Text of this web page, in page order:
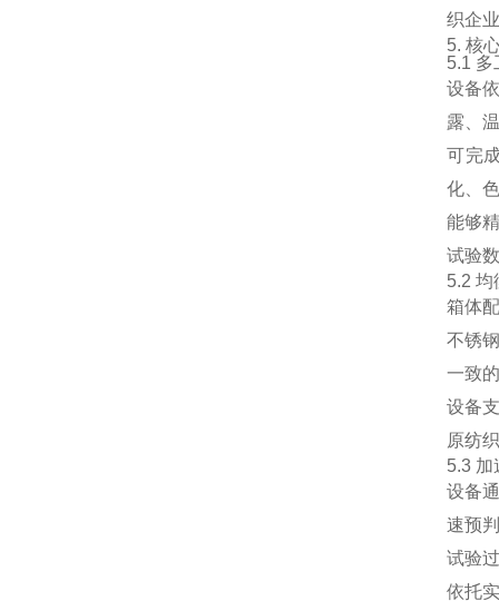
织企
5. 核
5.1 多
设备
露、
可完
化、
能够
试验
5.2 均
箱体
不锈
一致
设备
原纺
5.3 加
设备
速预
试验
依托